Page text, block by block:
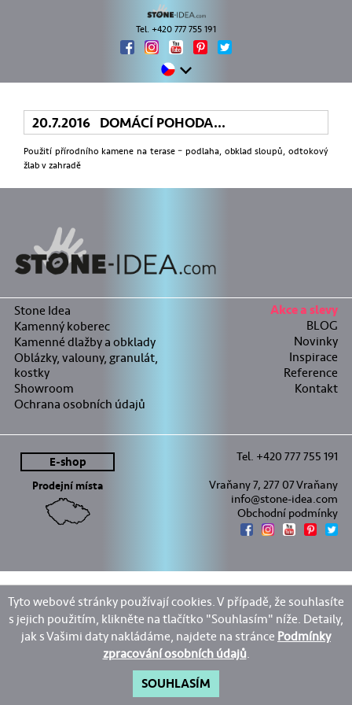
Tel. +420 777 755 191
20.7.2016 DOMÁCÍ POHODA…
Použití přírodního kamene na terase – podlaha, obklad sloupů, odtokový
žlab v zahradě
Stone Idea
Kamenný koberec
Kamenné dlažby a obklady
Oblázky, valouny, granulát,
kostky
Showroom
Ochrana osobních údajů
Akce a slevy
BLOG
Novinky
Inspirace
Reference
Kontakt
E-shop
Prodejní místa
Tel. +420 777 755 191
Vraňany 7, 277 07 Vraňany
info@stone-idea.com
Obchodní podmínky
Tyto webové stránky používají cookies. V případě, že souhlasíte
s jejich použitím, klikněte na tlačítko "Souhlasím" níže. Detaily,
jak s Vašimi daty nakládáme, najdete na stráncePodmínky
zpracování osobních údajů.